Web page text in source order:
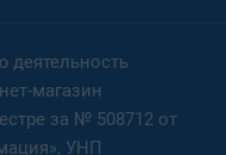
деятельность
магазин
за № 508712 от
УНП